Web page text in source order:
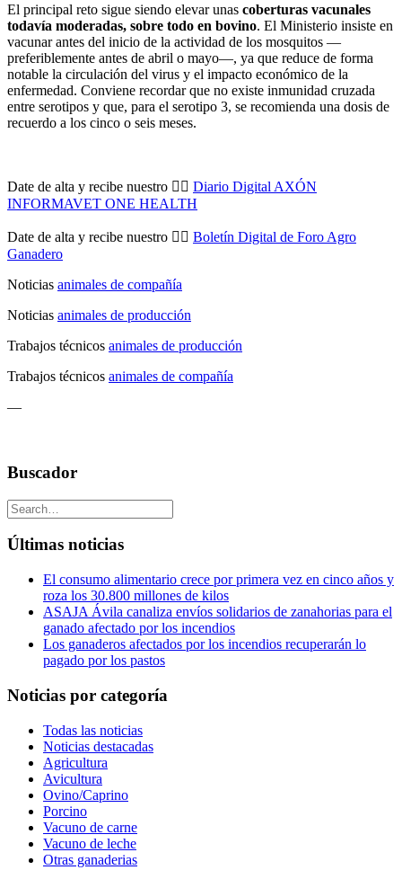
El principal reto sigue siendo elevar unas coberturas vacunales
todavía moderadas, sobre todo en bovino. El Ministerio insiste en
vacunar antes del inicio de la actividad de los mosquitos —
preferiblemente antes de abril o mayo—, ya que reduce de forma
notable la circulación del virus y el impacto económico de la
enfermedad. Conviene recordar que no existe inmunidad cruzada
entre serotipos y que, para el serotipo 3, se recomienda una dosis de
recuerdo a los cinco o seis meses.
Date de alta y recibe nuestro 👉🏼 Diario Digital AXÓN
INFORMAVET ONE HEALTH
Date de alta y recibe nuestro 👉🏼 Boletín Digital de Foro Agro
Ganadero
Noticias animales de compañía
Noticias animales de producción
Trabajos técnicos animales de producción
Trabajos técnicos animales de compañía
—
Buscador
Últimas noticias
El consumo alimentario crece por primera vez en cinco años y
roza los 30.800 millones de kilos
ASAJA Ávila canaliza envíos solidarios de zanahorias para el
ganado afectado por los incendios
Los ganaderos afectados por los incendios recuperarán lo
pagado por los pastos
Noticias por categoría
Todas las noticias
Noticias destacadas
Agricultura
Avicultura
Ovino/Caprino
Porcino
Vacuno de carne
Vacuno de leche
Otras ganaderias